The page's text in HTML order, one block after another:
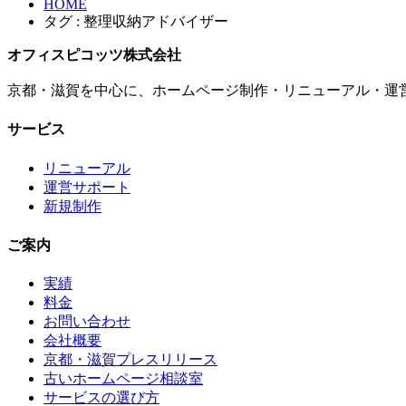
HOME
タグ : 整理収納アドバイザー
オフィスピコッツ株式会社
京都・滋賀を中心に、ホームページ制作・リニューアル・運
サービス
リニューアル
運営サポート
新規制作
ご案内
実績
料金
お問い合わせ
会社概要
京都・滋賀プレスリリース
古いホームページ相談室
サービスの選び方